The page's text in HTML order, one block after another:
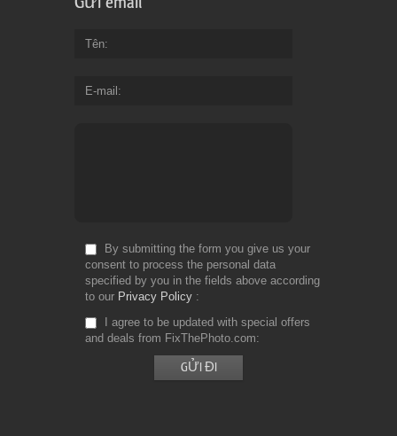
Tên
E-mail
By submitting the form you give us your
consent to process the personal data
specified by you in the fields above according
to our Privacy Policy
I agree to be updated with special offers
and deals from FixThePhoto.com